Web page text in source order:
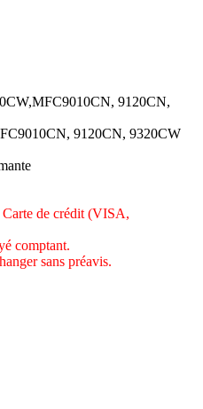
9120CN,
9120CN, 9320CW
Carte de crédit (VISA,
comptant.
sans préavis.